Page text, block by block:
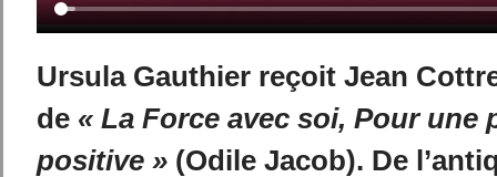
Ursula Gauthier reçoit Jean
de « La Force avec soi, Pour une
positive »(Odile Jacob). De